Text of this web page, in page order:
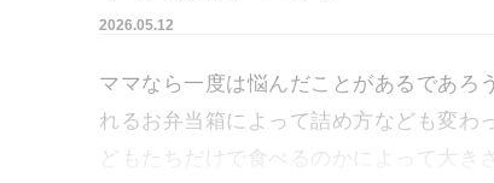
2026.05.12
ママなら一度は悩んだことがあるであろ
れるお弁当箱によって詰め方なども変わ
どもたちだけで食べるのかによって大き